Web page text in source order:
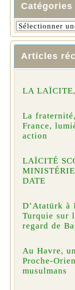
Catégories
Articles
LA
La
France,
action
LAÏCITÉ
DATE
D’Atatürk à
Turquie sur
regard de
Au Havre,
Proche-
musulmans